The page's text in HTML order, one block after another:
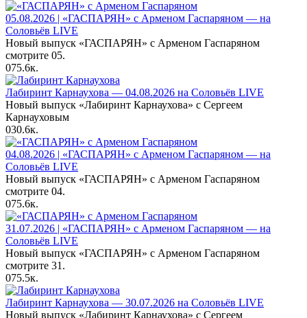
05.08.2026 | «ГАСПАРЯН» с Арменом Гаспаряном — на
Соловьёв LIVE
Новый выпуск «ГАСПАРЯН» с Арменом Гаспаряном
смотрите 05.
075.6к.
Лабиринт Карнаухова — 04.08.2026 на Соловьёв LIVE
Новый выпуск «Лабиринт Карнаухова» с Сергеем
Карнауховым
030.6к.
04.08.2026 | «ГАСПАРЯН» с Арменом Гаспаряном — на
Соловьёв LIVE
Новый выпуск «ГАСПАРЯН» с Арменом Гаспаряном
смотрите 04.
075.6к.
31.07.2026 | «ГАСПАРЯН» с Арменом Гаспаряном — на
Соловьёв LIVE
Новый выпуск «ГАСПАРЯН» с Арменом Гаспаряном
смотрите 31.
075.5к.
Лабиринт Карнаухова — 30.07.2026 на Соловьёв LIVE
Новый выпуск «Лабиринт Карнаухова» с Сергеем